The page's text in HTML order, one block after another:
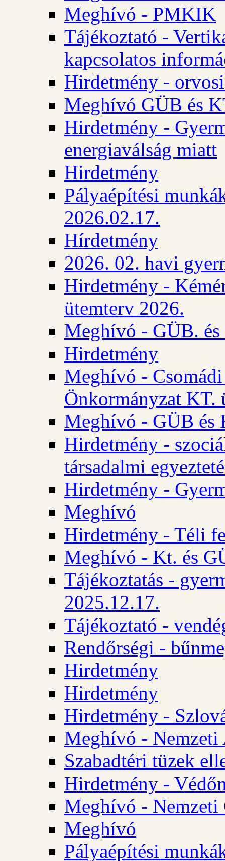
Meghívó - PMKIK
Tájékoztató -
kapcsolatos
Hirdetmény -
Meghívó GÜB és
Hirdetmény -
energiaválság miatt
Hirdetmény
Pályaépítési
2026.02.17.
Hírdetmény
2026. 02. havi
Hirdetmény -
ütemterv 2026.
Meghívó - GÜB.
Hirdetmény
Meghívó -
Önkormányzat KT.
Meghívó - GÜB és
Hirdetmény -
társadalmi
Hirdetmény -
Meghívó
Hirdetmény - Téli
Meghívó - Kt. és
Tájékoztatás -
2025.12.17.
Tájékoztató -
Rendőrségi -
Hirdetmény
Hirdetmény
Hirdetmény -
Meghívó - Nemzeti
Szabadtéri tüzek
Hirdetmény -
Meghívó - Nemzeti
Meghívó
Pályaépítési